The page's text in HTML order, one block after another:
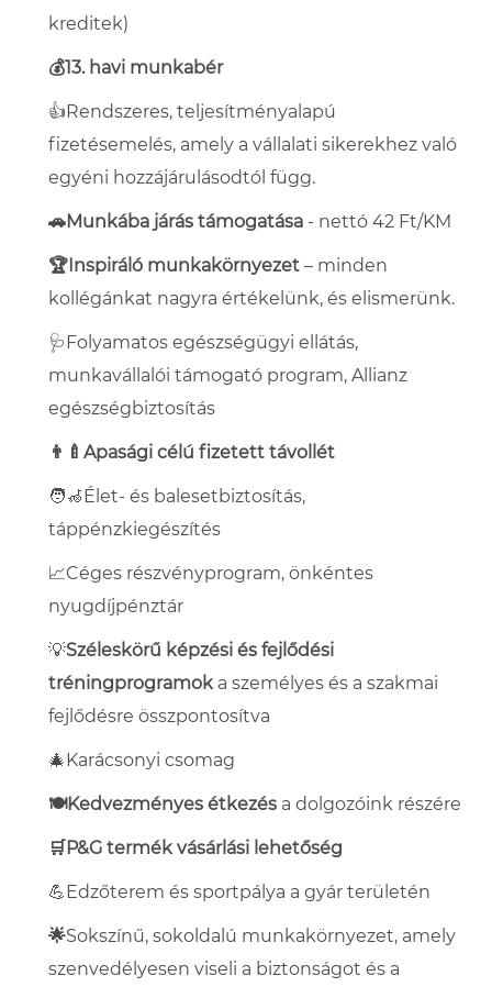
kreditek)
💰13. havi munkabér
👍Rendszeres, teljesítményalapú
fizetésemelés, amely a vállalati sikerekhez való
egyéni hozzájárulásodtól függ.
🚗Munkába járás támogatása - nettó 42 Ft/KM
🏆Inspiráló munkakörnyezet – minden
kollégánkat nagyra értékelünk, és elismerünk.
🩺Folyamatos egészségügyi ellátás,
munkavállalói támogató program, Allianz
egészségbiztosítás
👨‍🍼Apasági célú fizetett távollét
🧑‍🦽Élet- és balesetbiztosítás,
táppénzkiegészítés
📈Céges részvényprogram, önkéntes
nyugdíjpénztár
💡Széleskörű képzési és fejlődési
tréningprogramoka személyes és a szakmai
fejlődésre összpontosítva
🎄Karácsonyi csomag
🍽️Kedvezményes étkezés a dolgozóink részére
🛒P&G termék vásárlási lehetőség
💪Edzőterem és sportpálya a gyár területén
🌟Sokszínű, sokoldalú munkakörnyezet, amely
szenvedélyesen viseli a biztonságot és a